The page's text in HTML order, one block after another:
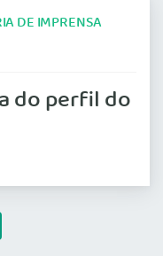
DE IMPRENSA
do perfil do